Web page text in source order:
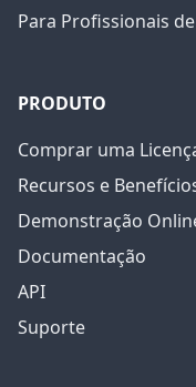
Para Profissionais
PRODUTO
Comprar uma
Recursos e
Demonstração
Documentação
API
Suporte